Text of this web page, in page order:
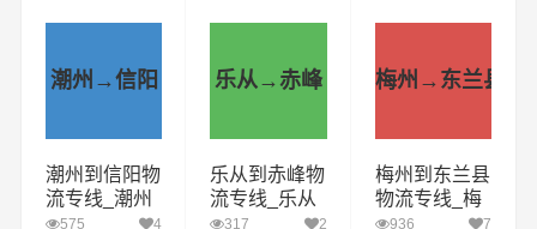
潮州→信阳
潮州到信阳物
流专线_潮州
到信阳货运公
575 4
乐从→赤峰
乐从到赤峰物
流专线_乐从
到赤峰货运公
317 2
梅州→东兰县
梅州到东兰县
物流专线_梅
州到东兰县货
936 7